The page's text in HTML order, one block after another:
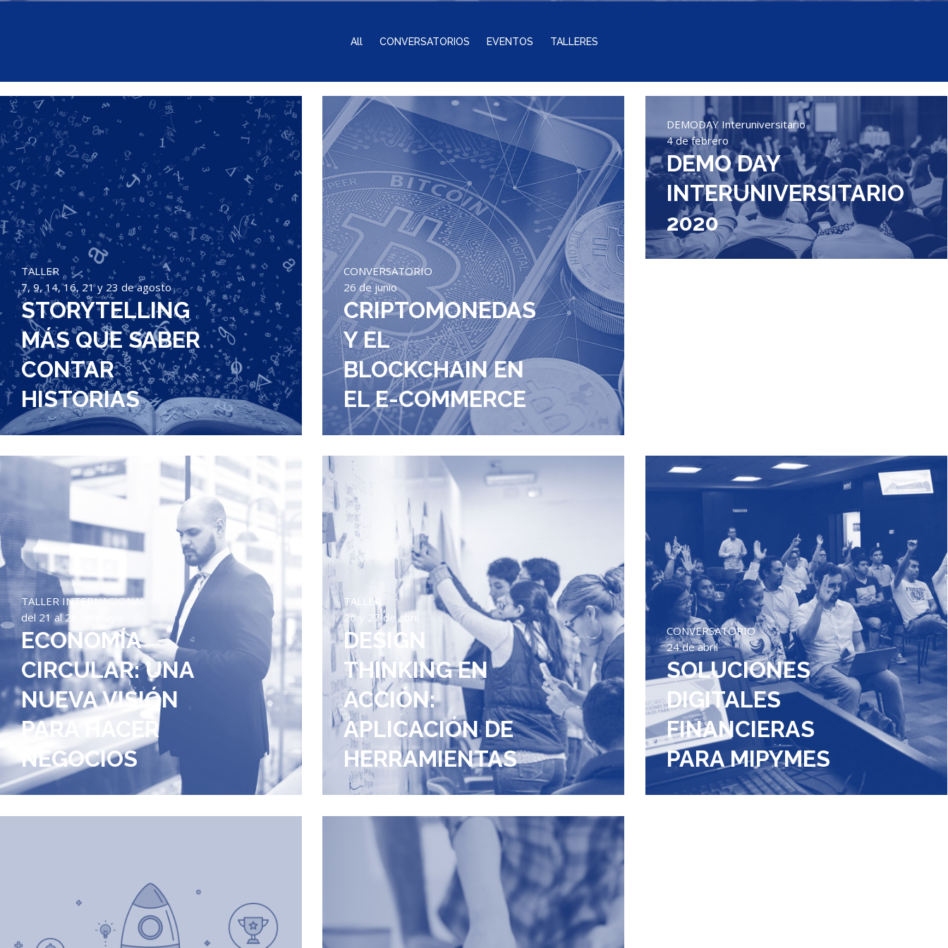
All CONVERSATORIOS EVENTOS TALLERES
TALLER
7, 9, 14, 16, 21 y 23 de agosto
STORYTELLING
MÁS QUE SABER
CONTAR
HISTORIAS
CONVERSATORIO
26 de junio
CRIPTOMONEDAS
Y EL
BLOCKCHAIN EN
EL E-COMMERCE
DEMODAY Interuniversitario
4 de febrero
DEMO DAY
INTERUNIVERSITARIO
2020
TALLER INTERNACIONAL
del 21 al 26 de mayo
ECONOMÍA
CIRCULAR: UNA
NUEVA VISIÓN
PARA HACER
NEGOCIOS
TALLER
26 y 27 de abril
DESIGN
THINKING EN
ACCIÓN:
APLICACIÓN DE
HERRAMIENTAS
CONVERSATORIO
24 de abril
SOLUCIONES
DIGITALES
FINANCIERAS
PARA MIPYMES